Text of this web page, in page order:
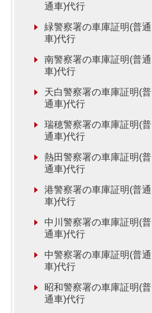
通車)代行
緑警察署の車庫証明(普通
車)代行
南警察署の車庫証明(普通
車)代行
天白警察署の車庫証明(普
通車)代行
瑞穂警察署の車庫証明(普
通車)代行
熱田警察署の車庫証明(普
通車)代行
港警察署の車庫証明(普通
車)代行
中川警察署の車庫証明(普
通車)代行
中警察署の車庫証明(普通
車)代行
昭和警察署の車庫証明(普
通車)代行